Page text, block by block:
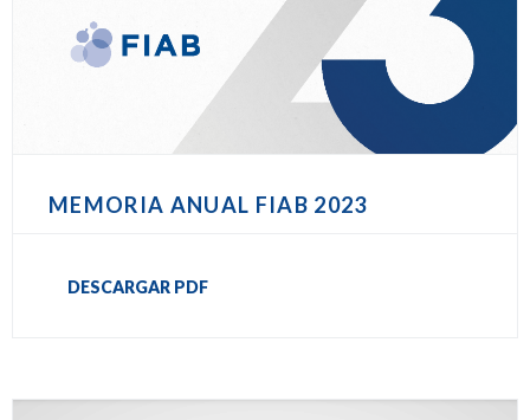
MEMORIA ANUAL FIAB 2023
DESCARGAR PDF